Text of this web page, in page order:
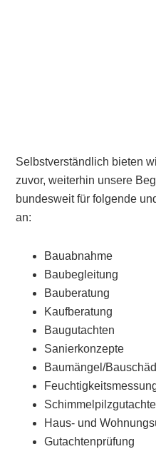
Selbstverständlich bieten
zuvor, weiterhin unsere
bundesweit für folgende
an:
Bauabnahme
Baubegleitung
Bauberatung
Kaufberatung
Baugutachten
Sanierkonzepte
Baumängel/
Haus- und
Gutachtenprüfung